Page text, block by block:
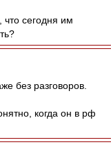
сегодня им
без разговоров.
когда он в рф